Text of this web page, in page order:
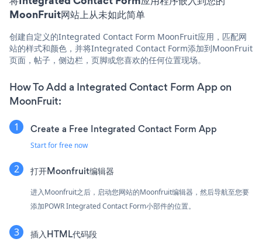
MoonFruit网站上从未如此简单
创建自定义的Integrated Contact Form MoonFruit应用，匹配网
站的样式和颜色，并将Integrated Contact Form添加到MoonFruit
页面，帖子，侧边栏，页脚或您喜欢的任何位置现场。
How To Add a Integrated Contact Form App on
MoonFruit:
Create a Free Integrated Contact Form App
Start for free now
打开Moonfruit编辑器
进入Moonfruit之后，启动您网站的Moonfruit编辑器，然后导航至您要
添加POWR Integrated Contact Form小部件的位置。
插入HTML代码段